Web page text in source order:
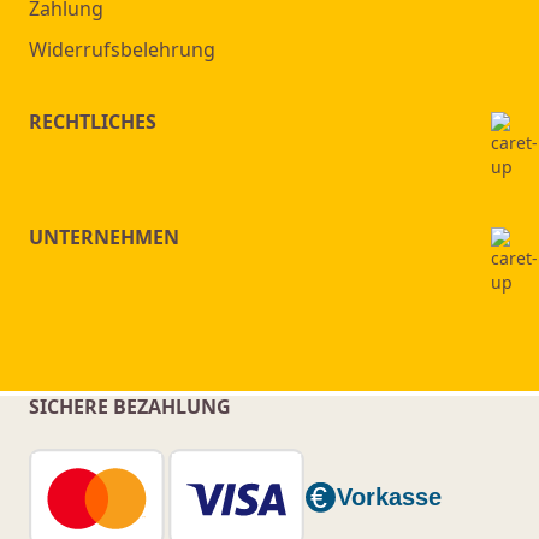
Zahlung
Widerrufsbelehrung
RECHTLICHES
UNTERNEHMEN
SICHERE BEZAHLUNG